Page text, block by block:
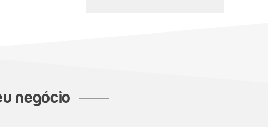
negócio